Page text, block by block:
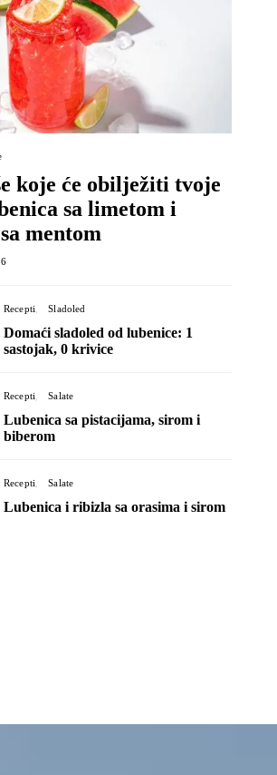
koje će obilježiti tvoje
sa limetom i
mentom
Recepti Sladoled
Domaći sladoled od lubenice: 1
sastojak, 0 krivice
Recepti Salate
Lubenica sa pistacijama, sirom i
biberom
Recepti Salate
Lubenica i ribizla sa orasima i sirom